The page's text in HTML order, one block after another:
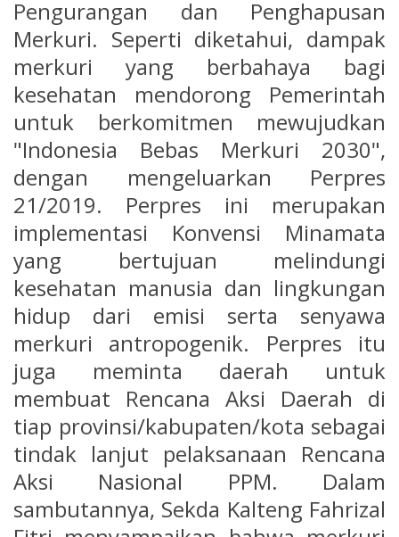
Pengurangan dan Penghapusan
Merkuri. Seperti diketahui, dampak
merkuri yang berbahaya bagi
kesehatan mendorong Pemerintah
untuk berkomitmen mewujudkan
"Indonesia Bebas Merkuri 2030",
dengan mengeluarkan Perpres
21/2019. Perpres ini merupakan
implementasi Konvensi Minamata
yang bertujuan melindungi
kesehatan manusia dan lingkungan
hidup dari emisi serta senyawa
merkuri antropogenik. Perpres itu
juga meminta daerah untuk
membuat Rencana Aksi Daerah di
tiap provinsi/kabupaten/kota sebagai
tindak lanjut pelaksanaan Rencana
Aksi Nasional PPM. Dalam
sambutannya, Sekda Kalteng Fahrizal